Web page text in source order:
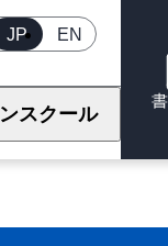
JP EN
スクール